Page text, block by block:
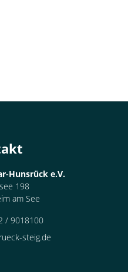
Hunsrück e.V.
198
am See
/ 9018100
steig.de